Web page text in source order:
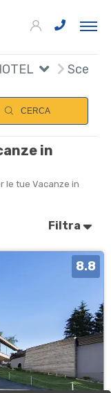
Scegli
CERCA
in
le tue Vacanze in
Filtra
8.8